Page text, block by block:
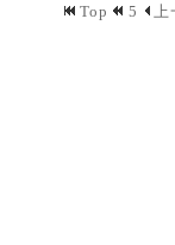
Top 5 上